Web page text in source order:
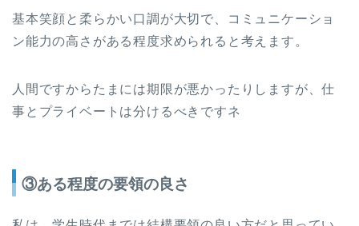
基本笑顔と柔らかい口調が大切で、コミュニケーショ
ン能力の高さがある程度求められると考えます。
人間ですからたまには期限が悪かったりしますが、仕
事とプライベートは分けるべきですネ
③ある程度の要領の良さ